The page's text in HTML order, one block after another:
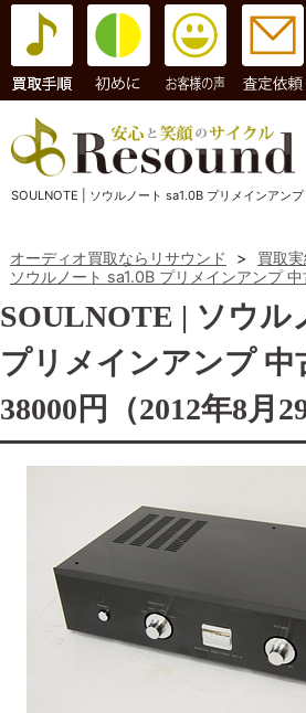
SOULNOTE | ソウルノート sa1.0B プリメインアン
オーディオ買取ならリサウンド > 買取
ソウルノート sa1.0B プリメインアンプ
SOULNOTE | ソウル
プリメインアンプ 中
38000円（2012年8月